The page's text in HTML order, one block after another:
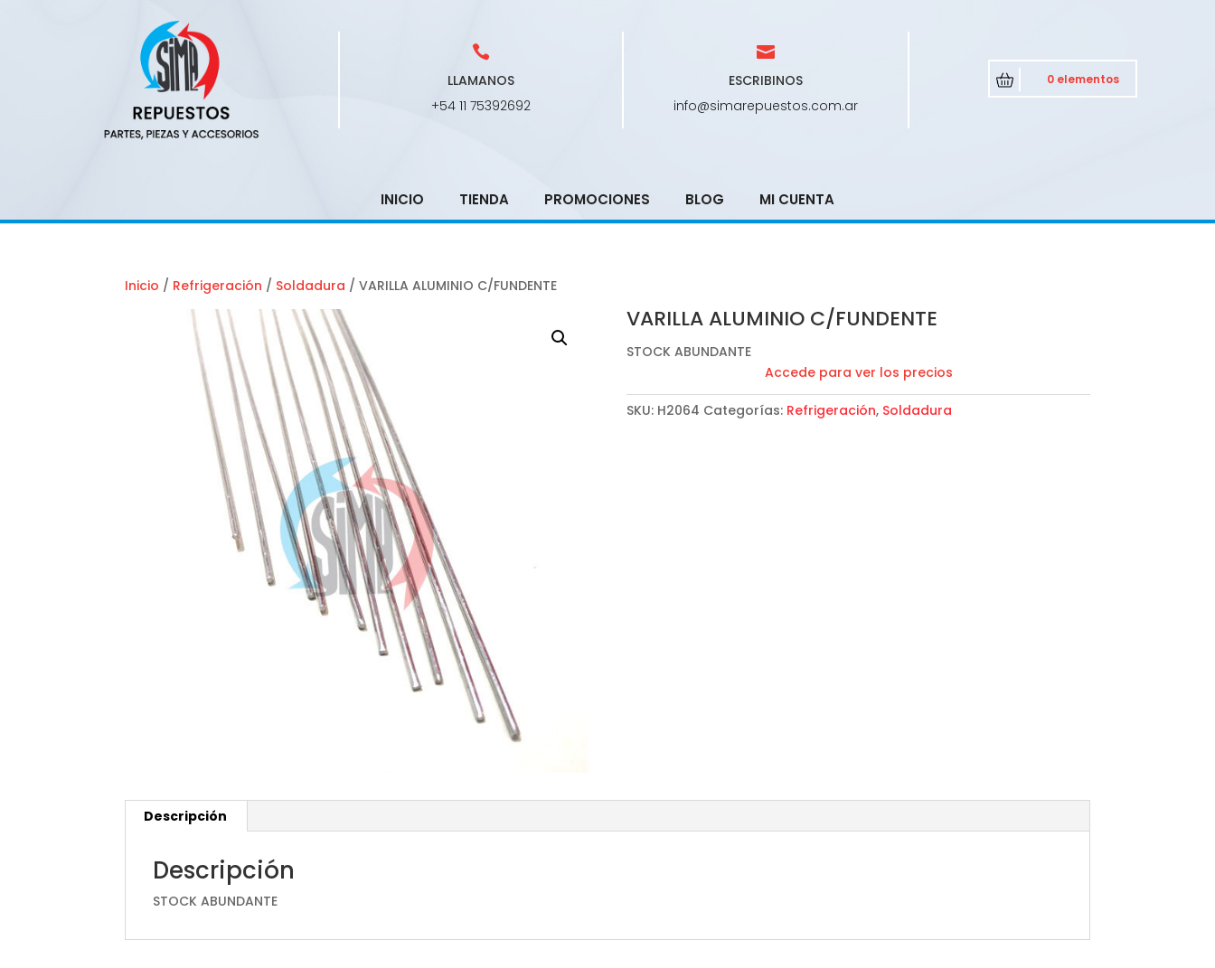
LLAMANOS
+54 11 75392692
ESCRIBINOS
info@simarepuestos.com.ar
0 elementos
INICIO TIENDA PROMOCIONES BLOG MI CUENTA
Inicio / Refrigeración / Soldadura / VARILLA ALUMINIO C/FUNDENTE
VARILLA ALUMINIO C/FUNDENTE
STOCK ABUNDANTE
Accede para ver los precios
SKU: H2064 Categorías: Refrigeración, Soldadura
Descripción
Descripción
STOCK ABUNDANTE